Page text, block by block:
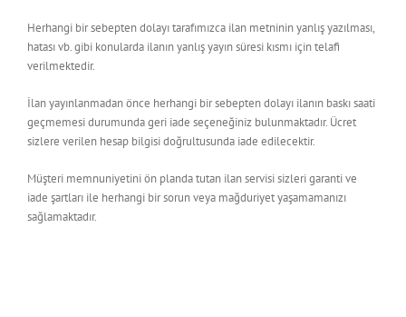
Herhangi bir sebepten dolayı tarafımızca ilan metninin yanlış yazılması,
hatası vb. gibi konularda ilanın yanlış yayın süresi kısmı için telafi
verilmektedir.
İlan yayınlanmadan önce herhangi bir sebepten dolayı ilanın baskı saati
geçmemesi durumunda geri iade seçeneğiniz bulunmaktadır. Ücret
sizlere verilen hesap bilgisi doğrultusunda iade edilecektir.
Müşteri memnuniyetini ön planda tutan ilan servisi sizleri garanti ve
iade şartları ile herhangi bir sorun veya mağduriyet yaşamamanızı
sağlamaktadır.